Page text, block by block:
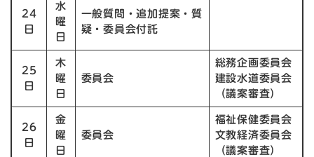
24
日
水
曜
日
一般質問・追加提案・質
疑・委員会付託
25
日
木
曜
日
委員会
総務企画委員会
​建設水道委員会
（議案審査）
26
日
金
曜
日
委員会
福祉保健委員会
文教経済委員会
（議案審査）